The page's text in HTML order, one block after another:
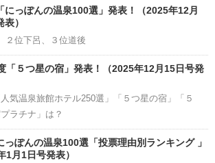
Channel
にっぽんの温泉100選」発表！（2025年12月
）
２位下呂、３位道後
「５つ星の宿」発表！（2025年12月15日号発
気温泉旅館ホテル250選」「５つ星の宿」「５
ラチナ」は？
っぽんの温泉100選「投票理由別ランキング 」
1月1日号発表）